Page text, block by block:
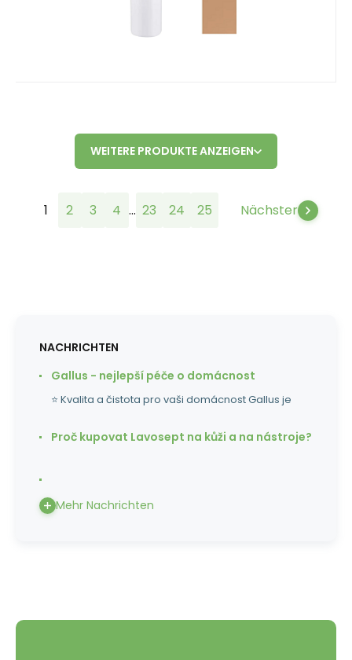
WEITERE PRODUKTE ANZEIGEN
1 2 3 4 ... 23 24 25 Nächster
NACHRICHTEN
Gallus - nejlepší péče o domácnost
⭐ Kvalita a čistota pro vaši domácnost Gallus je
Proč kupovat Lavosept na kůži a na nástroje?
Mehr Nachrichten